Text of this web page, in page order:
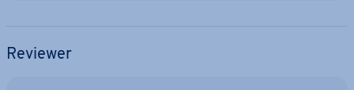
Reviewer